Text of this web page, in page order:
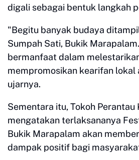
digali sebagai bentuk langkah
"Begitu banyak budaya
Sumpah Sati, Bukik
bermanfaat dalam
mempromosikan kearifan lokal
ujarnya.
Sementara itu, Tokoh Perantau
mengatakan terlaksananya
Bukik Marapalam akan
dampak positif bagi